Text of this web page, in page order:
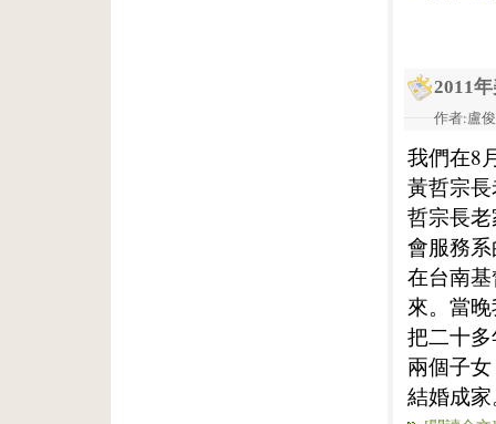
2011
作者:盧
我們在8
黃哲宗
哲宗長
會服務
在台南
來。當
把二十
兩個子
結婚成